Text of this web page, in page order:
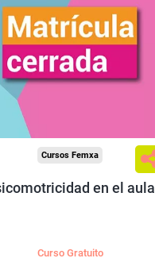
Cursos Femxa
en el aula
Curso Gratuito